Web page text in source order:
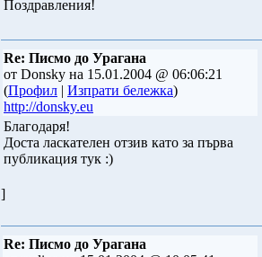
Поздравления!
Re: Писмо до Урагана
от Donsky на 15.01.2004 @ 06:06:21
(Профил | Изпрати бележка)
http://donsky.eu
Благодаря!
Доста ласкателен отзив като за първа
публикация тук :)
]
Re: Писмо до Урагана